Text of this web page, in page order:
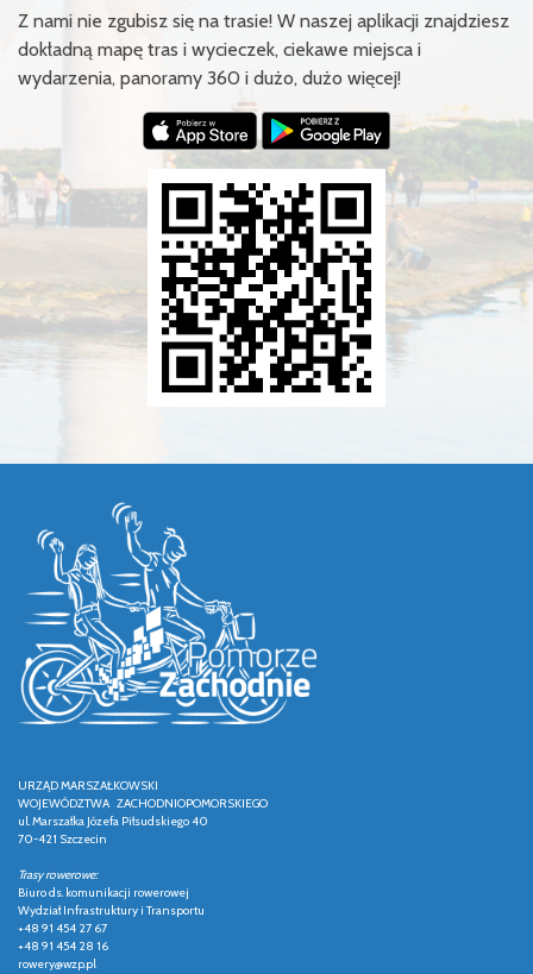
Z nami nie zgubisz się na trasie! W naszej aplikacji znajdziesz
dokładną mapę tras i wycieczek, ciekawe miejsca i
wydarzenia, panoramy 360 i dużo, dużo więcej!
URZĄD MARSZAŁKOWSKI
WOJEWÓDZTWA ZACHODNIOPOMORSKIEGO
ul. Marszałka Józefa Piłsudskiego 40
70-421 Szczecin
Trasy rowerowe:
Biuro ds. komunikacji rowerowej
Wydział Infrastruktury i Transportu
+48 91 454 27 67
+48 91 454 28 16
rowery@wzp.pl